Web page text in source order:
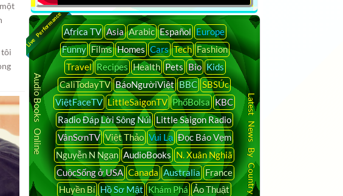
tôi
Live PerformanceAfrica TV Asia Arabic Español Europe
Funny Films Homes Cars Tech Fashion
Travel Recipes Health Pets Bio Kids
CaliTodayTV BáoNgườiViệt BBC SBSÚc
ViệtFaceTV LittleSaigonTV PhốBolsa KBC
Radio Đáp Lời Sông Núi Little Saigon Radio
VânSơnTV Việt Thảo Vui Lạ Đọc Báo Vẹm
Nguyễn N Ngạn AudioBooks N. Xuân Nghiã
CuộcSống ở USA Canada Australia France
Huyền Bí Hồ Sơ Mật Khám Phá Ảo Thuật
Audio Books Online Latest News By Country